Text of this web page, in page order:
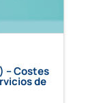
– Costes
de